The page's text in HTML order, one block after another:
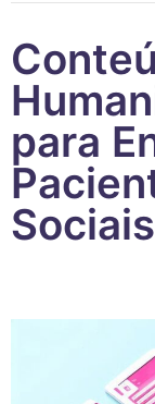
para
Sociais